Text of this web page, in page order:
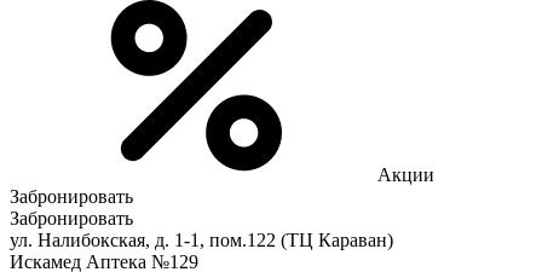
Акции
Забронировать
Забронировать
ул. Налибокская, д. 1-1, пом.122 (ТЦ Караван)
Искамед Аптека №129